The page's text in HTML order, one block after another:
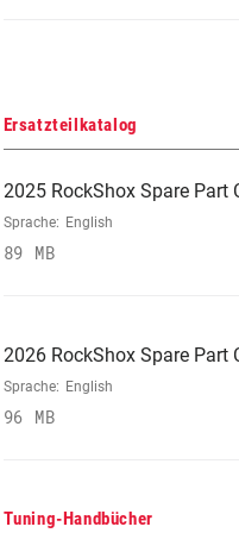
Ersatzteilkatalog
2025 RockShox Spare Part
Sprache: English
89 MB
2026 RockShox Spare Part
Sprache: English
96 MB
Tuning-Handbücher